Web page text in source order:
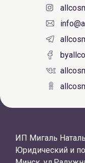
ИП Мигаль
Юридический и